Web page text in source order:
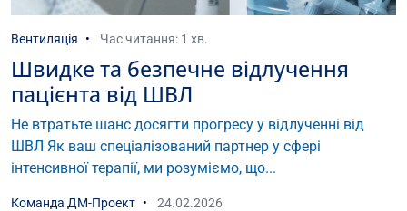
Вентиляція Час читання: 1 хв.
Швидке та безпечне відлучення
пацієнта від ШВЛ
Не втратьте шанс досягти прогресу у відлученні від
ШВЛ Як ваш спеціалізований партнер у сфері
інтенсивної терапії, ми розуміємо, що...
Команда ДМ-Проект 24.02.2026